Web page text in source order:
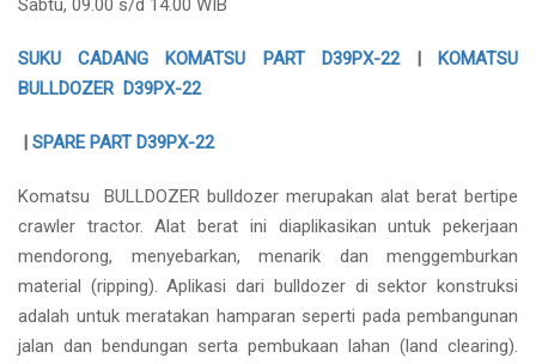
Sabtu, 09.00 s/d 14.00 WIB
SUKU CADANG KOMATSU PART D39PX-22| KOMATSU
BULLDOZER D39PX-22
| SPARE PART D39PX-22
Komatsu BULLDOZER bulldozer merupakan alat berat bertipe
crawler tractor. Alat berat ini diaplikasikan untuk pekerjaan
mendorong, menyebarkan, menarik dan menggemburkan
material (ripping). Aplikasi dari bulldozer di sektor konstruksi
adalah untuk meratakan hamparan seperti pada pembangunan
jalan dan bendungan serta pembukaan lahan (land clearing).